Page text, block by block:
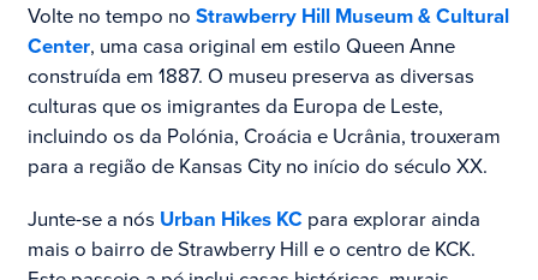
Volte no tempo no Strawberry Hill Museum & Cultural
Center, uma casa original em estilo Queen Anne
construída em 1887. O museu preserva as diversas
culturas que os imigrantes da Europa de Leste,
incluindo os da Polónia, Croácia e Ucrânia, trouxeram
para a região de Kansas City no início do século XX.
Junte-se a nós Urban Hikes KC para explorar ainda
mais o bairro de Strawberry Hill e o centro de KCK.